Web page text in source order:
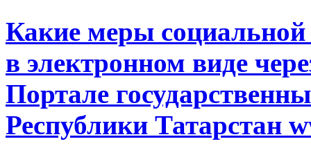
Какие меры
в электронном виде
Портале
Республики Татарстан